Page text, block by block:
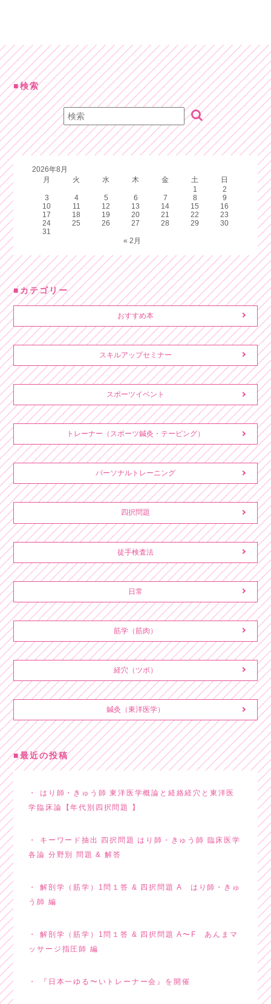
検索
2026年8月
月
火 水 木 金 土
日
1
2
3
4 5 6 7 8
9
10
11 12 13 14 15
16
17
18 19 20 21 22
23
24
25 26 27 28 29
30
31
« 2月
カテゴリー
おすすめ本
スキルアップセミナー
スポーツイベント
トレーナー（スポーツ鍼灸・テーピング）
パーソナルトレーニング
四択問題
徒手検査法
日常
筋学（筋肉）
経穴（ツボ）
鍼灸（東洋医学）
最近の投稿
はり師・きゅう師 東洋医学概論と経絡経穴と東洋医
学臨床論【年代別四択問題 】
キーワード抽出 四択問題 はり師・きゅう師 臨床医学
各論 分野別 問題 & 解答
解剖学（筋学）1問１答 & 四択問題 A はり師・きゅ
う師 編
解剖学（筋学）1問１答 & 四択問題 A〜F あんまマ
ッサージ指圧師 編
『日本一ゆる〜いトレーナー会』を開催